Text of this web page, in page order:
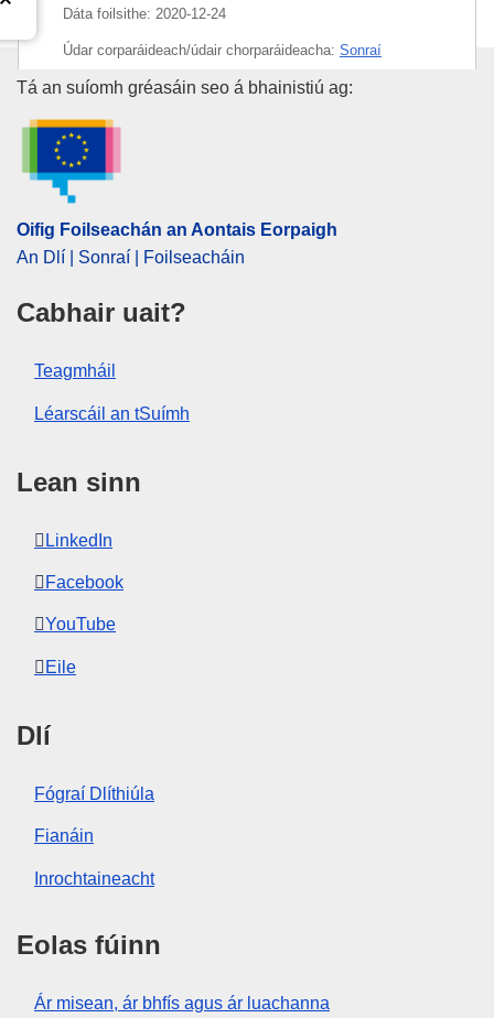
Dáta foilsithe: 2020-12-24
Údar corparáideach/údair chorparáideacha: Sonraí
sealadacha
ELI :
Oifig Foilseachán an Aontais
Tá an suíomh gréasáin seo á bhainistiú ag:
Oifig Foilseachán an Aontais Eorpaigh
An Dlí | Sonraí | Foilseacháin
Cabhair uait?
Teagmháil
Léarscáil an tSuímh
Lean sinn
LinkedIn
Facebook
YouTube
Eile
Dlí
Fógraí Dlíthiúla
Fianáin
Inrochtaineacht
Eolas fúinn
Ár misean, ár bhfís agus ár luachanna